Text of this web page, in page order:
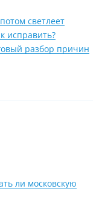
светлеет
исправить?
разбор причин
ли московскую